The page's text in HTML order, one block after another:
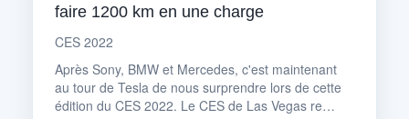
faire 1200 km en une charge
CES 2022
Après Sony, BMW et Mercedes, c'est maintenant
au tour de Tesla de nous surprendre lors de cette
édition du CES 2022. Le CES de Las Vegas re…